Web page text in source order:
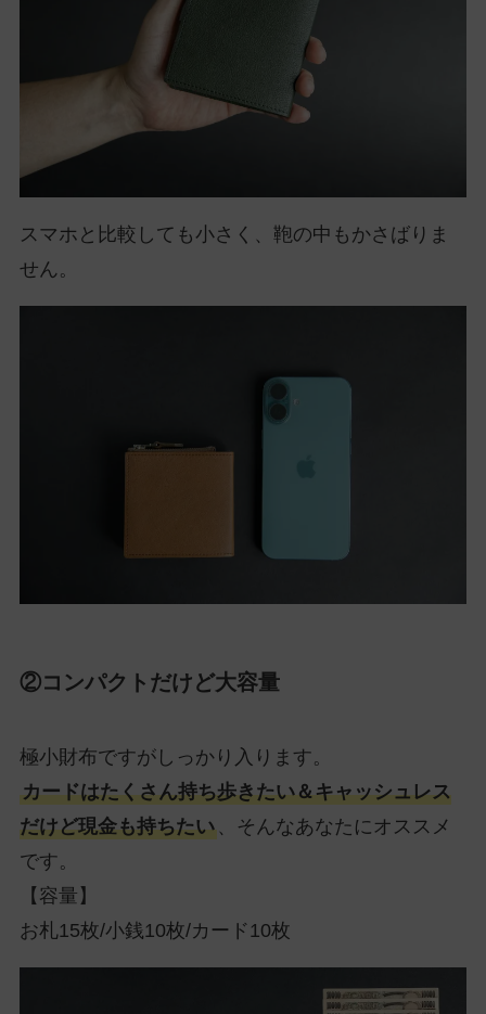
スマホと比較しても小さく、鞄の中もかさばりま
せん。
②コンパクトだけど大容量
極小財布ですがしっかり入ります。
カードはたくさん持ち歩きたい＆キャッシュレス
だけど現金も持ちたい、そんなあなたにオススメ
です。
【容量】
お札15枚/小銭10枚/カード10枚